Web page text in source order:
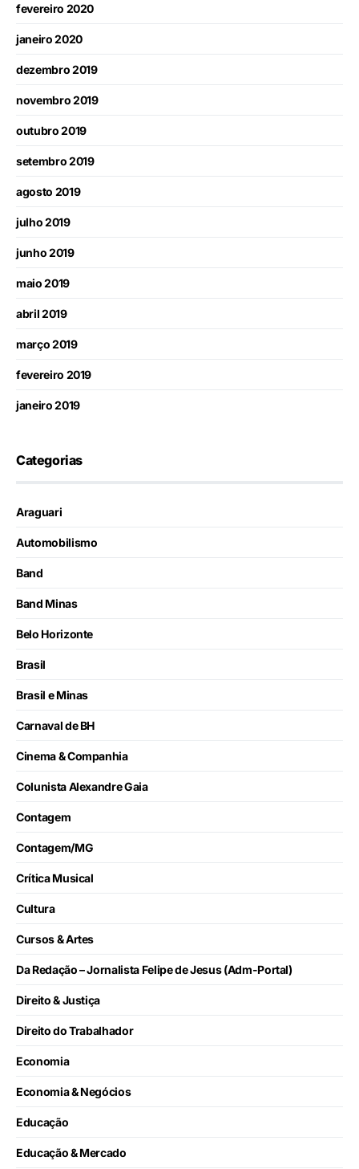
fevereiro 2020
janeiro 2020
dezembro 2019
novembro 2019
outubro 2019
setembro 2019
agosto 2019
julho 2019
junho 2019
maio 2019
abril 2019
março 2019
fevereiro 2019
janeiro 2019
Categorias
Araguari
Automobilismo
Band
Band Minas
Belo Horizonte
Brasil
Brasil e Minas
Carnaval de BH
Cinema & Companhia
Colunista Alexandre Gaia
Contagem
Contagem/MG
Crítica Musical
Cultura
Cursos & Artes
Da Redação – Jornalista Felipe de Jesus (Adm-Portal)
Direito & Justiça
Direito do Trabalhador
Economia
Economia & Negócios
Educação
Educação & Mercado